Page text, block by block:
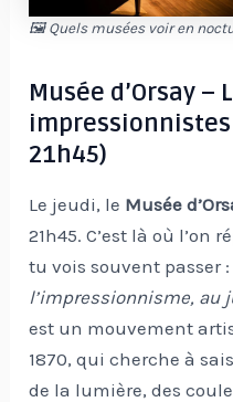
🖼 Quels musées voir en
Musée d’Orsay –
impressionnistes
21h45)
Le jeudi, le Musée
21h45. C’est là où l’on
tu vois souvent passer :
l’impressionnisme, au
est un mouvement
1870, qui cherche à
de la lumière, des